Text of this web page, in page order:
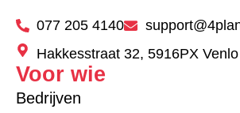
077 205 4140
Hakkesstraat 32, 5916PX Venlo
Voor wie
Bedrijven